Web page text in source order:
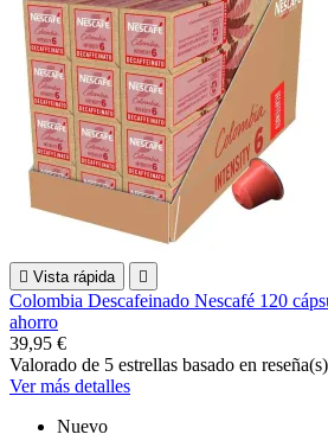
 Vista rápida 
Colombia Descafeinado Nescafé 120
ahorro
39,95 €
Valorado de 5 estrellas basado en reseña(s)
Ver más detalles
Nuevo